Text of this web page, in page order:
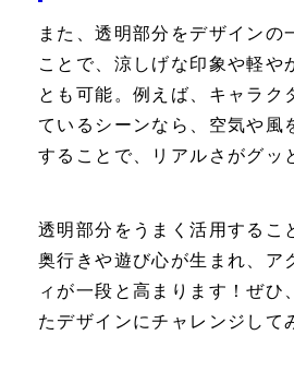
また、透明部分をデザインの
ことで、涼しげな印象や軽や
とも可能。例えば、キャラク
ているシーンなら、空気や風
することで、リアルさがグッ
透明部分をうまく活用するこ
奥行きや遊び心が生まれ、ア
ィが一段と高まります！ぜひ
たデザインにチャレンジして